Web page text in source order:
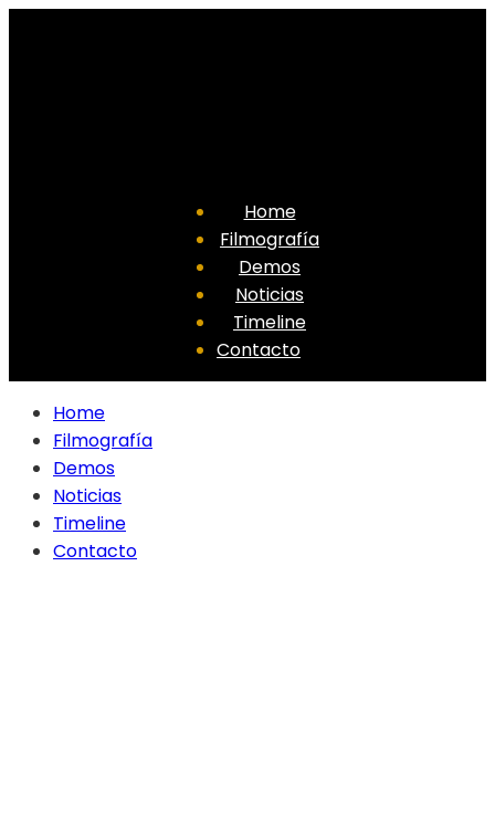
Home
Filmografía
Demos
Noticias
Timeline
Contacto
Home
Filmografía
Demos
Noticias
Timeline
Contacto